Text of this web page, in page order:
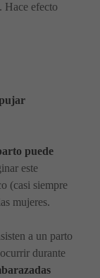
Hace efecto
puede
este
(casi siempre
mujeres.
a un parto
durante